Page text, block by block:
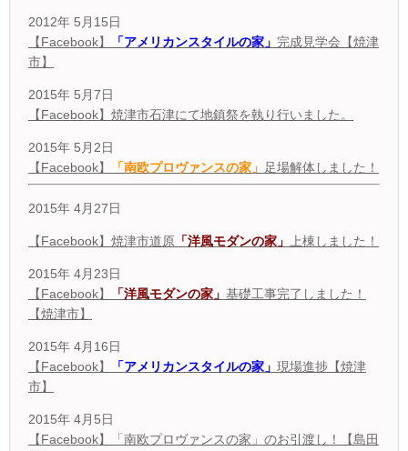
2012年 5月15日
【Facebook】
「アメリカンスタイルの家」 完成見学会【焼津
市】
2015年 5月7日
【Facebook】焼津市石津にて地鎮祭を執り行いました。
2015年 5月2日
【Facebook】
「南欧プロヴァンスの家」 足場解体しました！
2015年 4月27日
【Facebook】焼津市道原 「洋風モダンの家」 上棟しました！
2015年 4月23日
【Facebook】
「洋風モダンの家」 基礎工事完了しました！
【焼津市】
2015年 4月16日
【Facebook】
「アメリカンスタイルの家」 現場進捗【焼津
市】
2015年 4月5日
【Facebook】「南欧プロヴァンスの家」のお引渡し！【島田